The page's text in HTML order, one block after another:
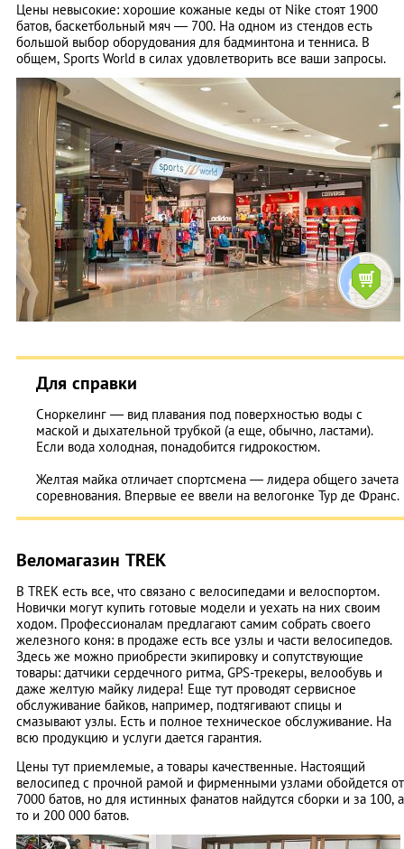
Цены невысокие: хорошие кожаные кеды от Nike стоят 1900
батов, баскетбольный мяч — 700. На одном из стендов есть
большой выбор оборудования для бадминтона и тенниса. В
общем, Sports World в силах удовлетворить все ваши запросы.
Для справки
Сноркелинг — вид плавания под поверхностью воды с
маской и дыхательной трубкой (а еще, обычно, ластами).
Если вода холодная, понадобится гидрокостюм.
Желтая майка отличает спортсмена — лидера общего зачета
соревнования. Впервые ее ввели на велогонке Тур де Франс.
Веломагазин TREK
В TREK есть все, что связано с велосипедами и велоспортом.
Новички могут купить готовые модели и уехать на них своим
ходом. Профессионалам предлагают самим собрать своего
железного коня: в продаже есть все узлы и части велосипедов.
Здесь же можно приобрести экипировку и сопутствующие
товары: датчики сердечного ритма, GPS-трекеры, велообувь и
даже желтую майку лидера! Еще тут проводят сервисное
обслуживание байков, например, подтягивают спицы и
смазывают узлы. Есть и полное техническое обслуживание. На
всю продукцию и услуги дается гарантия.
Цены тут приемлемые, а товары качественные. Настоящий
велосипед с прочной рамой и фирменными узлами обойдется от
7000 батов, но для истинных фанатов найдутся сборки и за 100, а
то и 200 000 батов.